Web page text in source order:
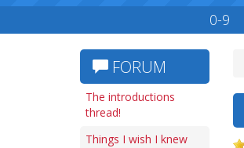
0-9
FORUM
The introductions
thread!
Things I wish I knew